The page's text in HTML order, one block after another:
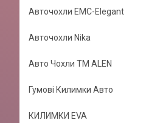
Авточохли EMC-Elegant
Авточохли Nika
Авто Чохли TM ALEN
Гумові Килимки Авто
КИЛИМКИ EVA